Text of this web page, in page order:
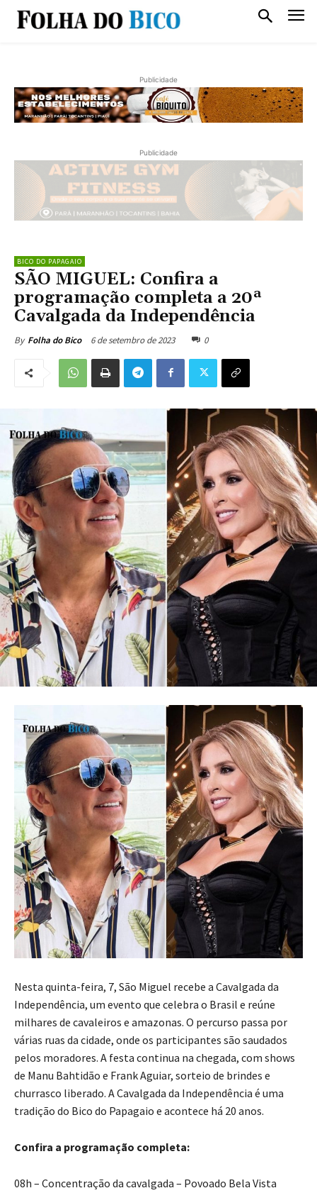
Publicidade
Publicidade
BICO DO PAPAGAIO
SÃO MIGUEL: Confira a
programação completa a 20ª
Cavalgada da Independência
By Folha do Bico 6 de setembro de 2023 0
Nesta quinta-feira, 7, São Miguel recebe a Cavalgada da
Independência, um evento que celebra o Brasil e reúne
milhares de cavaleiros e amazonas. O percurso passa por
várias ruas da cidade, onde os participantes são saudados
pelos moradores. A festa continua na chegada, com shows
de Manu Bahtidão e Frank Aguiar, sorteio de brindes e
churrasco liberado. A Cavalgada da Independência é uma
tradição do Bico do Papagaio e acontece há 20 anos.
Confira a programação completa:
08h – Concentração da cavalgada – Povoado Bela Vista